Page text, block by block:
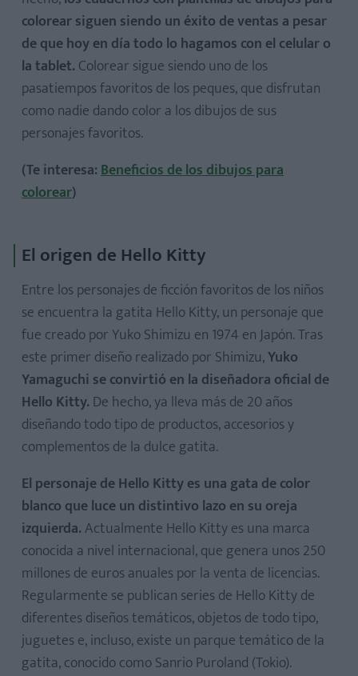
colorear siguen siendo un éxito de ventas a pesar
de que hoy en día todo lo hagamos con el celular o
la tablet. Colorear sigue siendo uno de los
pasatiempos favoritos de los peques, que disfrutan
como nadie dando color a los dibujos de sus
personajes favoritos.
(Te interesa:Beneficios de los dibujos para
colorear)
El origen de Hello Kitty
Entre los personajes de ficción favoritos de los niños
se encuentra la gatita Hello Kitty, un personaje que
fue creado por Yuko Shimizu en 1974 en Japón. Tras
este primer diseño realizado por Shimizu,Yuko
Yamaguchi se convirtió en la diseñadora oficial de
Hello Kitty. De hecho, ya lleva más de 20 años
diseñando todo tipo de productos, accesorios y
complementos de la dulce gatita.
El personaje de Hello Kitty es una gata de color
blanco que luce un distintivo lazo en su oreja
izquierda.Actualmente Hello Kitty es una marca
conocida a nivel internacional, que genera unos 250
millones de euros anuales por la venta de licencias.
Regularmente se publican series de Hello Kitty de
diferentes diseños temáticos, objetos de todo tipo,
juguetes e, incluso, existe un parque temático de la
gatita, conocido como Sanrio Puroland (Tokio).